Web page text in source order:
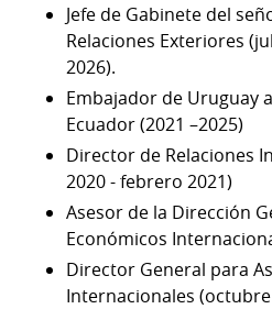
Jefe de Gabinete del
Relaciones Exteriores
2026).
Embajador de Uruguay
Ecuador (2021 –2025)
Director de Relaciones
2020 - febrero 2021)
Asesor de la Dirección
Económicos
Director General para
Internacionales